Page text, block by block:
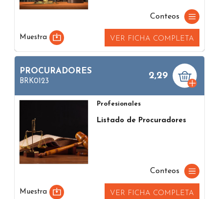
Conteos
Muestra VER FICHA COMPLETA
PROCURADORES
BRK0123
2,29
Profesionales
Listado de Procuradores
Conteos
Muestra VER FICHA COMPLETA